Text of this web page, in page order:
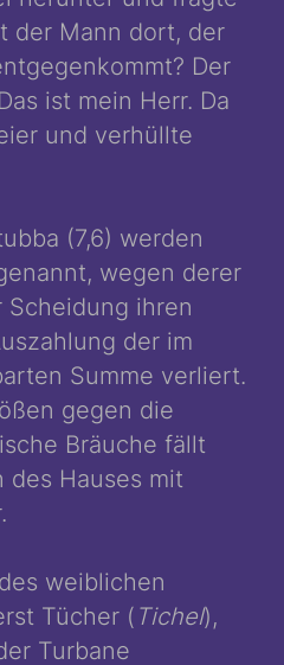
der Mann dort, der
Der
ist mein Herr. Da
und verhüllte
(7,6) werden
wegen derer
Scheidung ihren
der im
Summe verliert.
gegen die
Bräuche fällt
des Hauses mit
weiblichen
Tücher ( Tichel),
Turbane